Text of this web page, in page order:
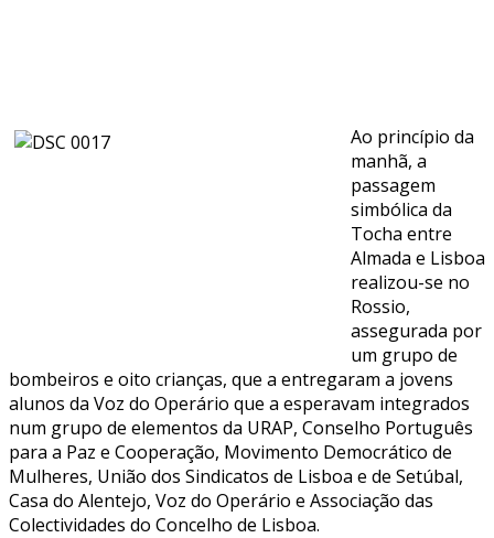
Ao princípio da
manhã, a
passagem
simbólica da
Tocha entre
Almada e Lisboa
realizou-se no
Rossio,
assegurada por
um grupo de
bombeiros e oito crianças, que a entregaram a jovens
alunos da Voz do Operário que a esperavam integrados
num grupo de elementos da URAP, Conselho Português
para a Paz e Cooperação, Movimento Democrático de
Mulheres, União dos Sindicatos de Lisboa e de Setúbal,
Casa do Alentejo, Voz do Operário e Associação das
Colectividades do Concelho de Lisboa.